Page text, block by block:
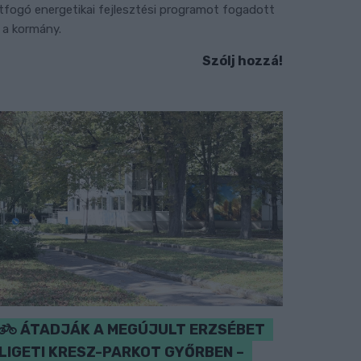
energetikai fejlesztési programot fogadott
a kormány.
Szólj hozzá!
ÁTADJÁK A MEGÚJULT ERZSÉBET
KRESZ-PARKOT GYŐRBEN –